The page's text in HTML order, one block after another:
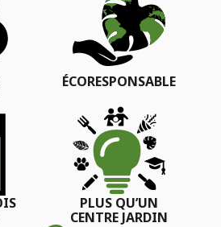
ÉCORESPONSABLE
PLUS QU’UN
CENTRE JARDIN